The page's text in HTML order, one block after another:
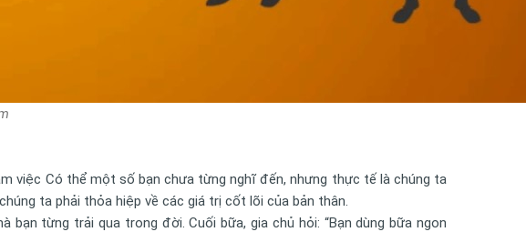
việc Có thể một số bạn chưa từng nghĩ đến, nhưng thực tế là chúng ta
ta phải thỏa hiệp về các giá trị cốt lõi của bản thân.
từng trải qua trong đời. Cuối bữa, gia chủ hỏi: “Bạn dùng bữa ngon